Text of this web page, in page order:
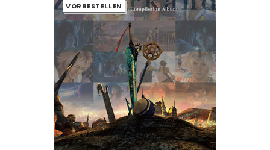
VORBESTELLEN